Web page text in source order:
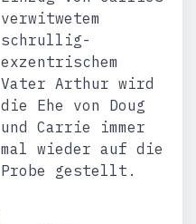
verwitwetem
schrullig-
exzentrischem
Vater Arthur wird
die Ehe von Doug
und Carrie immer
mal wieder auf die
Probe gestellt.